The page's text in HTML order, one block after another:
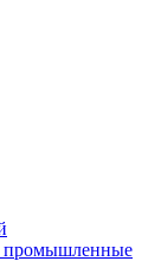
промышленные